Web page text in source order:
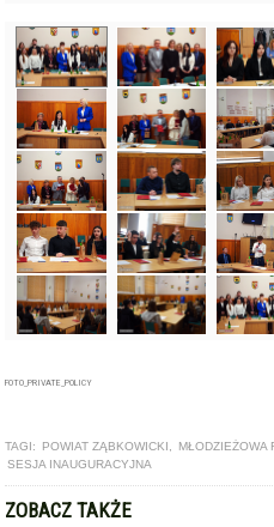
FOTO_PRIVATE_POLICY
TAGI: POWIAT ZĄBKOWICKI , MŁODZIEŻOWA
SESJA INAUGURACYJNA
ZOBACZ TAKŻE